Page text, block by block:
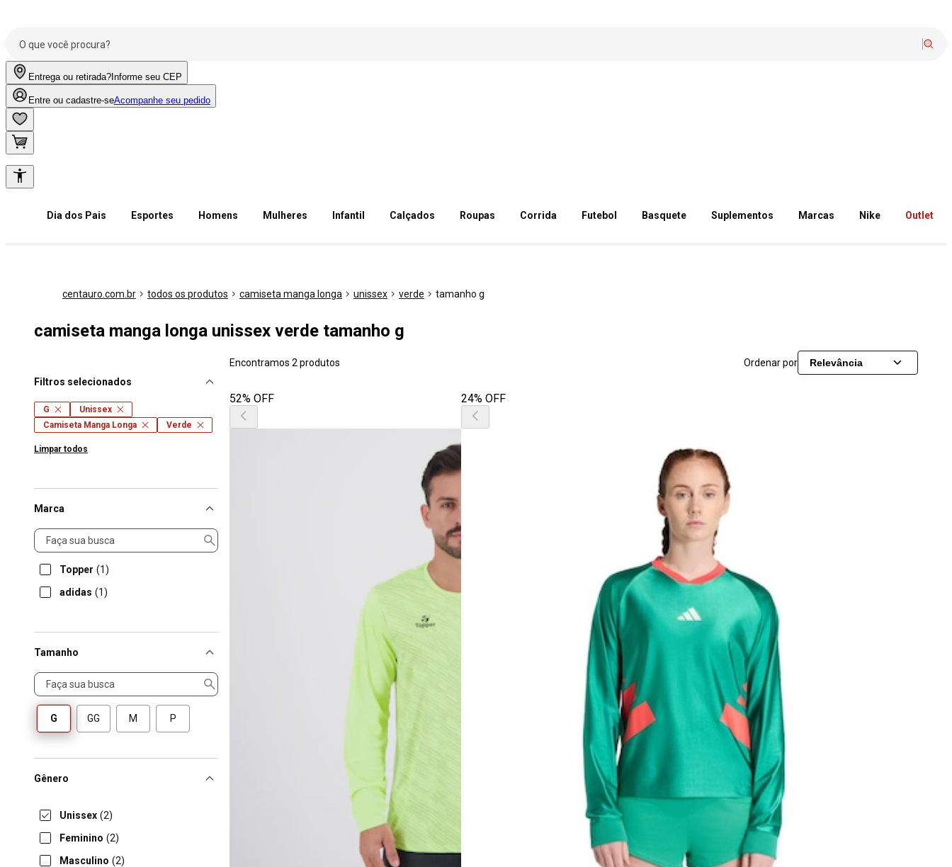
Entrega ou retirada? Informe seu CEP
Entre ou cadastre-seAcompanhe seu pedido
Dia dos Pais Esportes Homens Mulheres Infantil Calçados Roupas Corrida Futebol Basquete Suplementos Marcas Nike Outlet
centauro.com.br todos os produtos camiseta manga longa unissex verde tamanho g
camiseta manga longa unissex verde tamanho g
Filtros selecionados
G
Unissex
Camiseta Manga Longa
Verde
Limpar todos
Marca
Marca
Topper (1)
adidas (1)
Tamanho
Tamanho
G GG M P
Gênero
Unissex (2)
Feminino (2)
Masculino (2)
Encontramos 2 produtos Ordenar por Relevância
52% OFF 24% OFF